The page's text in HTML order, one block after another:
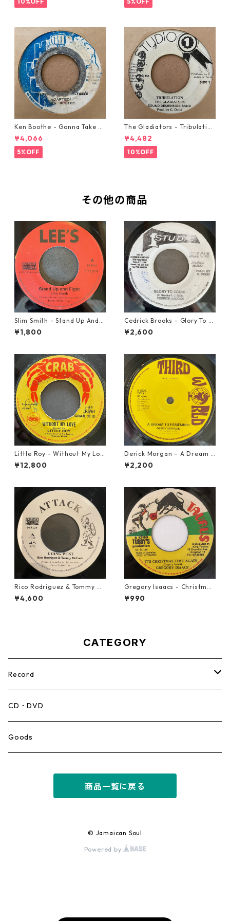
Ken Boothe - Gonna Take A
Miracle【7-21362】
¥4,066
5%OFF
The Gladiators - Tribulation
【7-21365】
¥4,482
10%OFF
その他の商品
Slim Smith - Stand Up And F
ight 【7-21832】
¥1,800
Cedrick Brooks - Glory To S
ounds【7-21786】
¥2,600
Little Roy - Without My Lov
e【7-21990】
¥12,800
Derick Morgan – A Dream T
o Remember【7-21824】
¥2,200
Rico Rodriguez & Tommy Mc
Cook - Going West【7-2198
3】
¥4,600
Gregory Isaacs - Christmas
Time Once Again【7-2058
9】
¥990
CATEGORY
Record
Mento,Calypso,Ballad
Ska
CD・DVD
Goods
商品一覧に戻る
© Jamaican Soul
Powered by